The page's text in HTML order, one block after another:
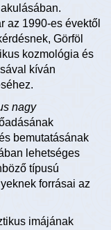
az 1990-es évektől
Görföl
kozmológia és
kíván
nagy
bemutatásának
lehetséges
típusú
forrásai az
imájának